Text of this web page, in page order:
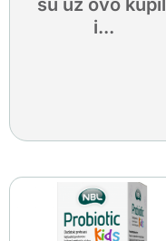
su uz ovo
i...